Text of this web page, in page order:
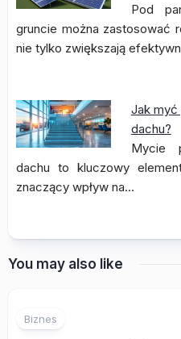
Pod
gruncie można zastosować
nie tylko zwiększają
Jak myć
dachu?
Mycie
dachu to kluczowy
znaczący wpływ na…
You may also like
Biznes